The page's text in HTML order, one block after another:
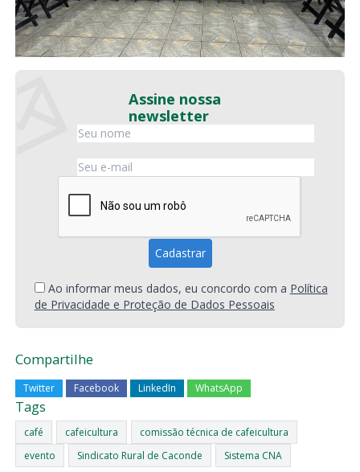
Assine nossa
newsletter
Ao informar meus dados, eu concordo com a Política
de Privacidade e Proteção de Dados Pessoais
Compartilhe
Twitter Facebook LinkedIn WhatsApp
Tags
café cafeicultura
comissão técnica de cafeicultura
evento
Sindicato Rural de Caconde Sistema CNA